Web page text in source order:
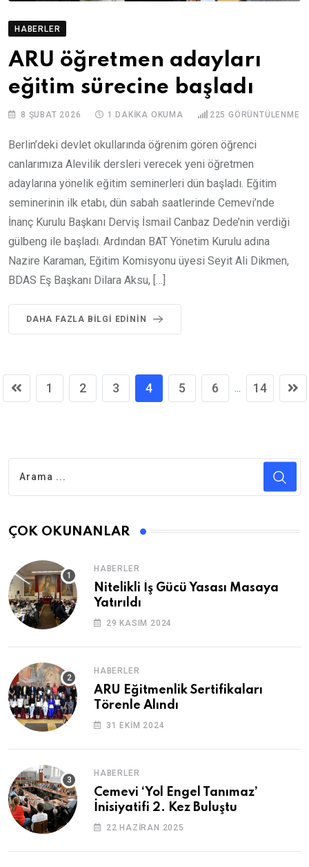
HABERLER
ARU öğretmen adayları
eğitim sürecine başladı
8 ŞUBAT 2026 1 DAKIKA OKUMA 225 GÖRÜNTÜLENME
Berlin’deki devlet okullarında öğrenim gören öğrenci
canlarımıza Alevilik dersleri verecek yeni öğretmen
adaylarına yönelik eğitim seminerleri dün başladı. Eğitim
seminerinin ilk etabı, dün sabah saatlerinde Cemevi’nde
İnanç Kurulu Başkanı Derviş İsmail Canbaz Dede’nin verdiği
gülbeng ile başladı. Ardından BAT Yönetim Kurulu adına
Nazire Karaman, Eğitim Komisyonu üyesi Seyit Ali Dikmen,
BDAS Eş Başkanı Dilara Aksu, […]
DAHA FAZLA BILGI EDININ
1 2 3 4 5 6 ... 14
ÇOK OKUNANLAR
HABERLER
Nitelikli İş Gücü Yasası Masaya
Yatırıldı
29 KASIM 2024
HABERLER
ARU Eğitmenlik Sertifikaları
Törenle Alındı
31 EKIM 2024
HABERLER
Cemevi ‘Yol Engel Tanımaz’
İnisiyatifi 2. Kez Buluştu
22 HAZIRAN 2025